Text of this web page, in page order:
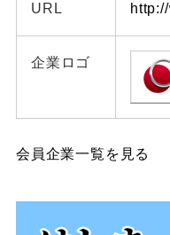
URL
企業ロゴ
会員企業一覧を見る